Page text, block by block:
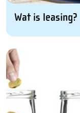
Wat is leasing?